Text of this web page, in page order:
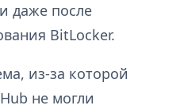
даже после
BitLocker.
из-за которой
не могли